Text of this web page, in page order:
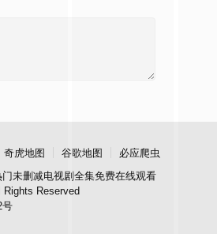
奇虎地图 谷歌地图
必应爬虫
未删减电视剧全集免费在线观看
Reserved
号